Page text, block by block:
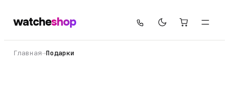
watcheshop
Главная→Подарки